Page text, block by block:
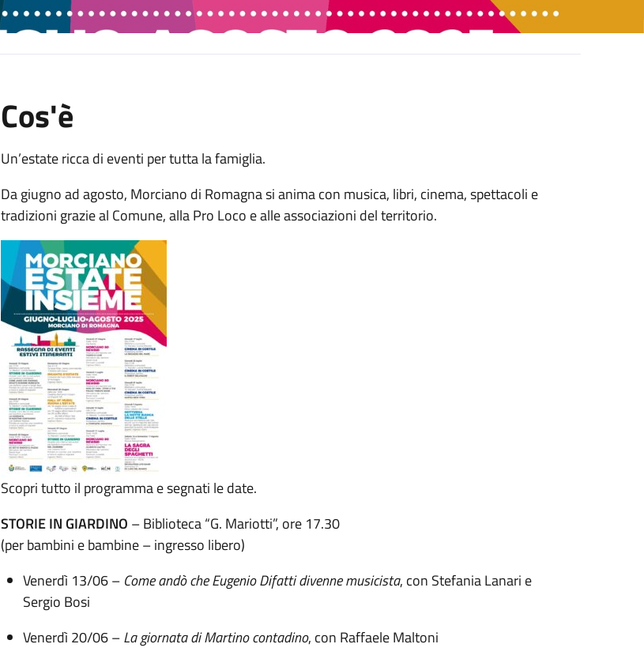
Cos'è
Un’estate ricca di eventi per tutta la famiglia.
Da giugno ad agosto, Morciano di Romagna si anima con musica, libri, cinema, spettacoli e
tradizioni grazie al Comune, alla Pro Loco e alle associazioni del territorio.
Scopri tutto il programma e segnati le date.
STORIE IN GIARDINO – Biblioteca “G. Mariotti”, ore 17.30
(per bambini e bambine – ingresso libero)
Venerdì 13/06 – Come andò che Eugenio Difatti divenne musicista, con Stefania Lanari e
Sergio Bosi
Venerdì 20/06 –La giornata di Martino contadino, con Raffaele Maltoni